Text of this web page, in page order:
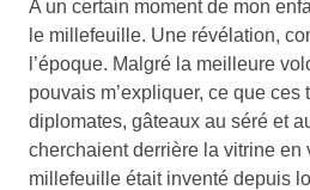
A un certain moment de mon
le millefeuille. Une révélation,
l’époque. Malgré la meilleure
pouvais m’expliquer, ce que ces
diplomates, gâteaux au séré et
cherchaient derrière la vitrine en
millefeuille était inventé depuis